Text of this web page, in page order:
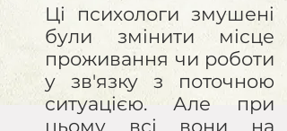
Ці психологи змушені
були змінити місце
проживання чи роботи
у зв'язку з поточною
ситуацією. Але при
цьому всі вони на